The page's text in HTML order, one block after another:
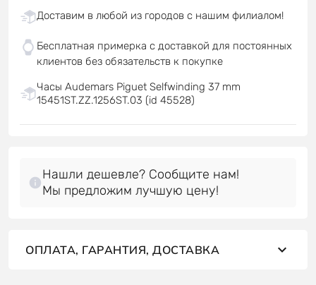
Доставим в любой из городов с нашим филиалом!
Бесплатная примерка с доставкой для постоянных
клиентов без обязательств к покупке
Часы Audemars Piguet Selfwinding 37 mm
15451ST.ZZ.1256ST.03 (id 45528)
Нашли дешевле? Сообщите нам!
Мы предложим лучшую цену!
ОПЛАТА, ГАРАНТИЯ, ДОСТАВКА